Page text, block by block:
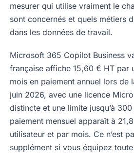
mesurer qui utilise vraiment le
sont concernés et quels métiers
dans les données de travail.
Microsoft 365 Copilot Business
française affiche 15,60 € HT par
mois en paiement annuel lors de
juin 2026, avec une licence
distincte et une limite jusqu’à
paiement mensuel apparaît à
utilisateur et par mois. Ce n’est
supplément si vous équipez